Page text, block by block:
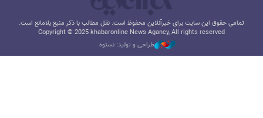
تمامی حقوق این سایت برای خبرآنلاین محفوظ است. نقل مطالب با ذکر منبع بلامانع است.
Copyright © 2025 khabaronline News Agancy, All rights reserved
طراحی و تولید: نستوه